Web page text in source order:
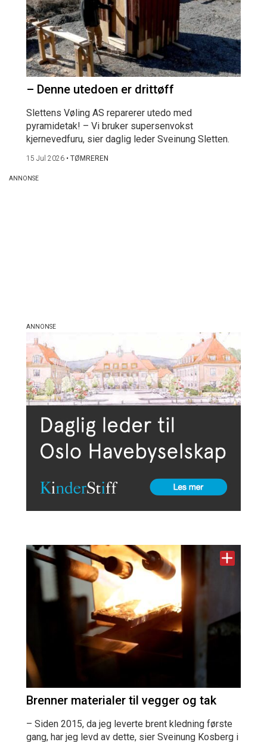
– Denne utedoen er drittøff
Slettens Vøling AS reparerer utedo med
pyramidetak! – Vi bruker supersenvokst
kjernevedfuru, sier daglig leder Sveinung Sletten.
15 Jul 2026 • TØMREREN
Brenner materialer til vegger og tak
– Siden 2015, da jeg leverte brent kledning første
gang, har jeg levd av dette, sier Sveinung Kosberg i